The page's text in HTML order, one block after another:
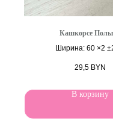
Кашкорсе Полынь
Ширина: 60 ×2 ±2 см
29,5 BYN
В корзину